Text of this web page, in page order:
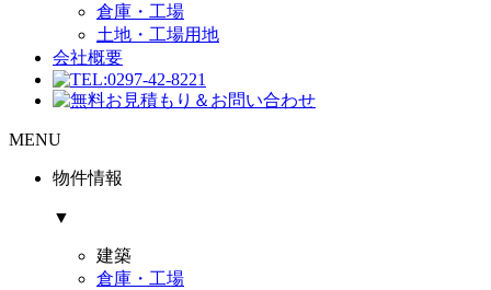
倉庫・工場
土地・工場用地
会社概要
MENU
物件情報
▼
建築
倉庫・工場